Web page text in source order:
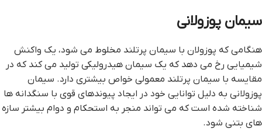
سیمان پوزولانی
هنگامی که پوزولان با سیمان پرتلند مخلوط می شود، یک واکنش
شیمیایی رخ می دهد که یک سیمان هیدرولیکی تولید می کند که در
مقایسه با سیمان پرتلند معمولی خواص بیشتری دارد. سیمان
پوزولانی به دلیل توانایی خود در ایجاد پیوندهای قوی با سنگدانه ها
شناخته شده است که می تواند منجر به استحکام و دوام بیشتر سازه
های بتنی شود.